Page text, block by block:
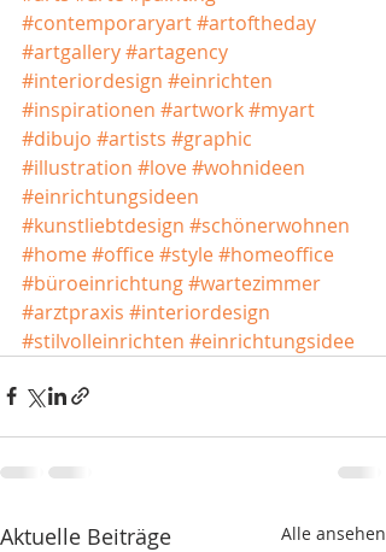
#contemporaryart#artoftheday
#artgallery#artagency
#interiordesign #einrichten
#inspirationen #artwork#myart
#dibujo #artists #graphic
#illustration #love#wohnideen
#einrichtungsideen
#kunstliebtdesign #schönerwohnen
#home#office#style#homeoffice
#büroeinrichtung#wartezimmer
#arztpraxis #interiordesign
#stilvolleinrichten #einrichtungsidee
Aktuelle Beiträge Alle ansehen